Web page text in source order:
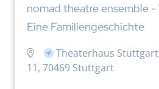
nomad theatre ensemble
Eine Familiengeschichte
Theaterhaus
11, 70469 Stuttgart